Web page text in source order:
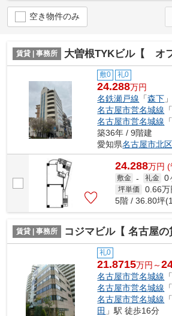
空き物件のみ
賃貸 | 事務所 大曽根TYKビル【 オフィ
敷0 礼0
24.288万円
名鉄瀬戸線 「森下
名古屋市営名城線 「
名古屋市営名城線
築36年 / 9階建
愛知県名古屋市北区
24.288万円 (
敷金 - 礼金 0
坪単価 0.66万
5階 / 36.80坪
賃貸 | 事務所 コジマビル【 名古屋の貸事務所
礼0
21.8715万円～
名古屋市営名城線 「
名古屋市営名城線
名古屋市営名城線
田 」駅 徒歩16分